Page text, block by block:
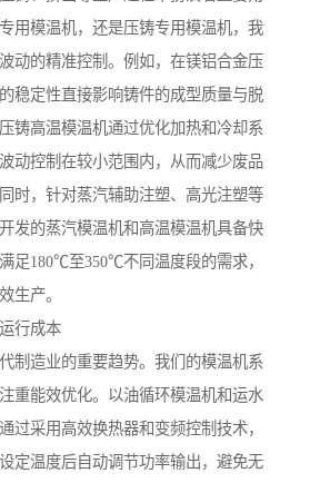
用模温机，还是压铸专用模温机，我
动的精准控制。例如，在镁铝合金压
稳定性直接影响铸件的成型质量与脱
铸高温模温机通过优化加热和冷却系
动控制在较小范围内，从而减少废品
时，针对蒸汽辅助注塑、高光注塑等
发的蒸汽模温机和高温模温机具备快
足180℃至350℃不同温度段的需求，
生产。
行成本
制造业的重要趋势。我们的模温机系
重能效优化。以油循环模温机和运水
过采用高效换热器和变频控制技术，
定温度后自动调节功率输出，避免无